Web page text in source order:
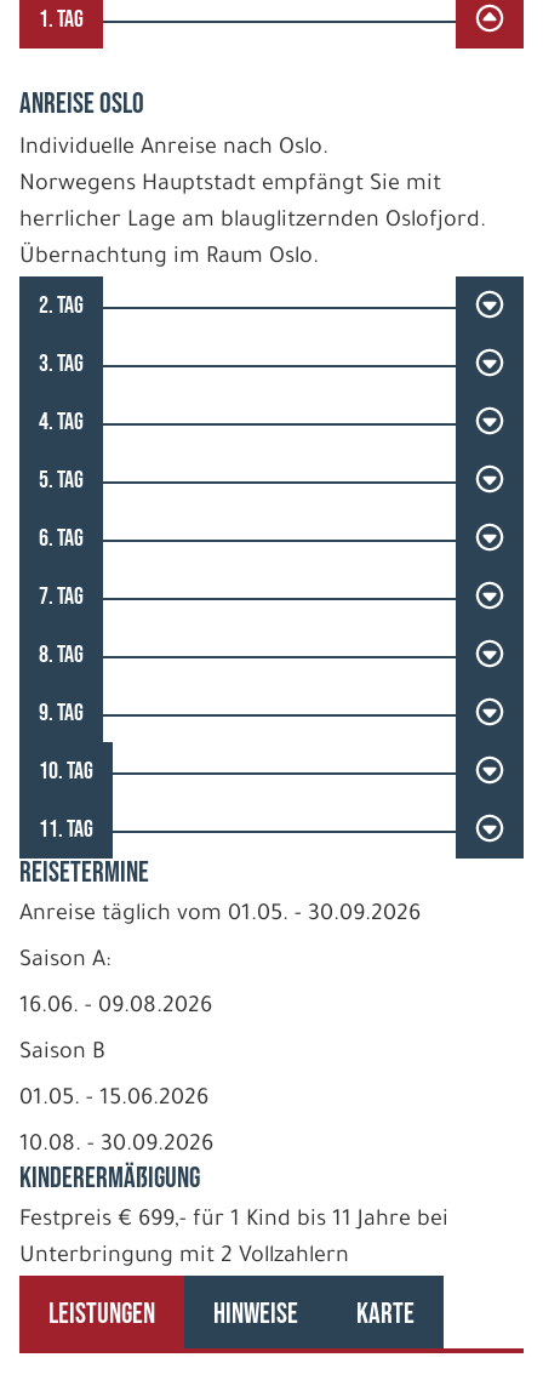
1. TAG
ANREISE OSLO
Individuelle Anreise nach Oslo.
Norwegens Hauptstadt empfängt Sie mit
herrlicher Lage am blauglitzernden Oslofjord.
Übernachtung im Raum Oslo.
2. TAG
3. TAG
4. TAG
5. TAG
6. TAG
7. TAG
8. TAG
9. TAG
10. TAG
11. TAG
REISETERMINE
Anreise täglich vom 01.05. - 30.09.2026
Saison A:
16.06. - 09.08.2026
Saison B
01.05. - 15.06.2026
10.08. - 30.09.2026
Kinderermäßigung
Festpreis € 699,- für 1 Kind bis 11 Jahre bei
Unterbringung mit 2 Vollzahlern
LEISTUNGEN HINWEISE KARTE